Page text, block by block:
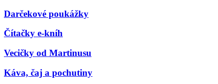
Darčekové poukážky
Čítačky e-kníh
Vecičky od Martinusu
Káva, čaj a pochutiny